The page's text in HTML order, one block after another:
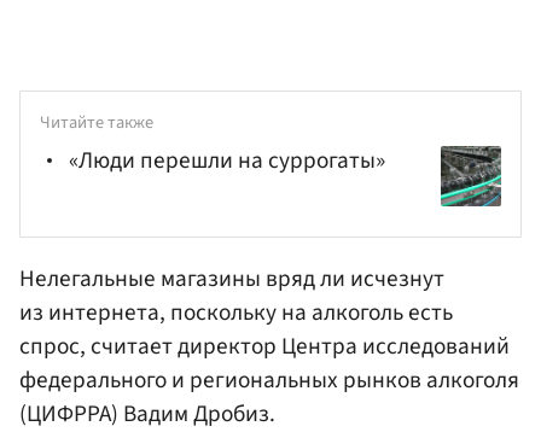
Читайте также
«Люди перешли на суррогаты»
Нелегальные магазины вряд ли исчезнут
из интернета, поскольку на алкоголь есть
спрос, считает директор Центра исследований
федерального и региональных рынков алкоголя
(ЦИФРРА) Вадим Дробиз.